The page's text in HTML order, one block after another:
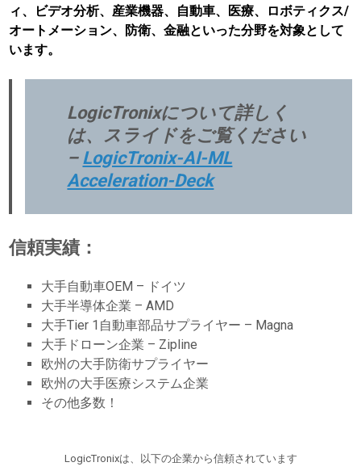
ィ、ビデオ分析、産業機器、自動車、医療、ロボティクス/
オートメーション、防衛、金融といった分野を対象として
います。
LogicTronixについて詳しく
は、スライドをご覧ください
– LogicTronix-AI-ML
Acceleration-Deck
信頼実績：
大手自動車OEM – ドイツ
大手半導体企業 – AMD
大手Tier 1自動車部品サプライヤー – Magna
大手ドローン企業 – Zipline
欧州の大手防衛サプライヤー
欧州の大手医療システム企業
その他多数！
LogicTronixは、以下の企業から信頼されています